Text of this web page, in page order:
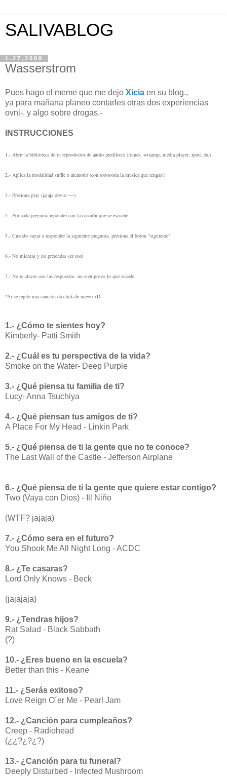
SALIVABLOG
1.27.2009
Wasserstrom
Pues hago el meme que me dejo Xicia en su blog.,
ya para mañana planeo contarles otras dos experiencias
ovni-. y algo sobre drogas.-
INSTRUCCIONES
1.- Abrir la biblioteca de tu reproductor de audio predilecto (itunes, winamp, media player, ipod, etc)
2.- Aplica la modalidad suffle o aleatorio (con toooooda la musica que tengas!)
3.- Presiona play (jajaja obvio ¬¬)
4.- Por cada pregunta reponder con la canción que se escuche
5.- Cuando vayas a responder la siguiente pregunta, presiona el boton "siguiente"
6.- No mientas y no pretendas ser cool
7.- No te claves con las respuestas, no siempre es lo que sucede.
*Si se repite una canción da click de nuevo xD
1.- ¿Cómo te sientes hoy?
Kimberly- Patti Smith
2.- ¿Cuál es tu perspectiva de la vida?
Smoke on the Water- Deep Purple
3.- ¿Qué piensa tu familia de ti?
Lucy- Anna Tsuchiya
4.- ¿Qué piensan tus amigos de ti?
A Place For My Head - Linkin Park
5.- ¿Qué piensa de ti la gente que no te conoce?
The Last Wall of the Castle - Jefferson Airplane
6.- ¿Qué piensa de ti la gente que quiere estar contigo?
Two (Vaya con Dios) - Ill Niño
(WTF? jajaja)
7.- ¿Cómo sera en el futuro?
You Shook Me All Night Long - ACDC
8.- ¿Te casaras?
Lord Only Knows - Beck
(jajajaja)
9.- ¿Tendras hijos?
Rat Salad - Black Sabbath
(?)
10.- ¿Eres bueno en la escuela?
Better than this - Keane
11.- ¿Serás exitoso?
Love Reign O´er Me - Pearl Jam
12.- ¿Canción para cumpleaños?
Creep - Radiohead
(¿¿?¿?¿?)
13.- ¿Canción para tu funeral?
Deeply Disturbed - Infected Mushroom